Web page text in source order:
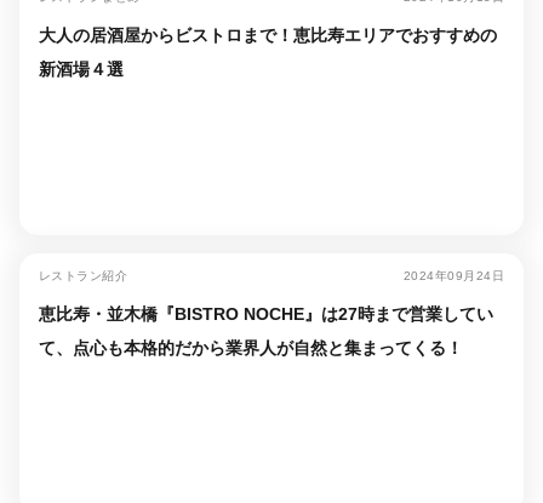
大人の居酒屋からビストロまで！恵比寿エリアでおすすめの
新酒場４選
レストラン紹介 2024年09月24日
恵比寿・並木橋『BISTRO NOCHE』は27時まで営業してい
て、点心も本格的だから業界人が自然と集まってくる！